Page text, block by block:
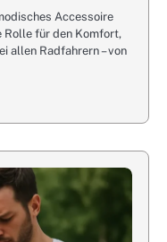
Accessoire
Rolle für den Komfort,
allen Radfahrern – von